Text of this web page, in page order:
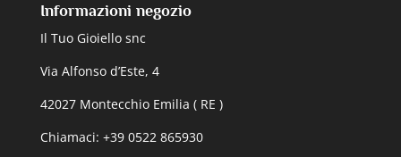
Informazioni negozio
Il Tuo Gioiello snc
Via Alfonso d’Este, 4
42027 Montecchio Emilia ( RE )
Chiamaci: +39 0522 865930